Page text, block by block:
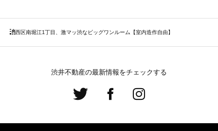
南堀江1丁目、激マッ渋なビッグワンルーム【室内造作自由】
西区
渋井不動産の最新情報をチェックする